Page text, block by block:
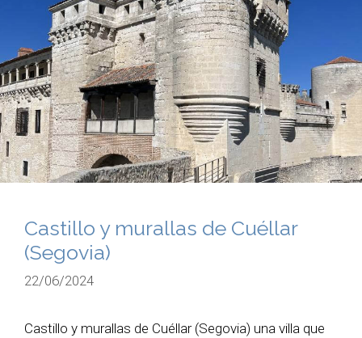
Castillo y murallas de Cuéllar
(Segovia)
22/06/2024
Castillo y murallas de Cuéllar (Segovia) una villa que